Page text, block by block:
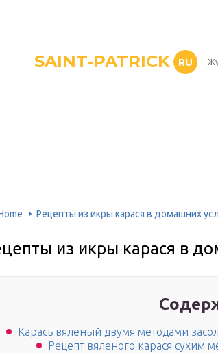
SAINT-PATRICK RU
Рецепты из икры карася в домашних
из икры карася в
Карась вяленый двумя методами
Рецепт вяленого карася сухим